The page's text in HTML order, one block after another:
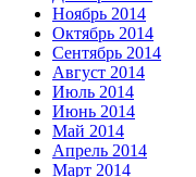
Ноябрь 2014
Октябрь 2014
Сентябрь 2014
Август 2014
Июль 2014
Июнь 2014
Май 2014
Апрель 2014
Март 2014